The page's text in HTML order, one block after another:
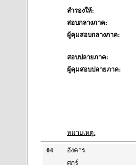
สำรองให้:
สอบกลางภาค:
ผู้คุมสอบกลางภาค:
สอบปลายภาค:
ผู้คุมสอบปลายภาค:
หมายเหตุ:
04
อังคาร
ศุกร์